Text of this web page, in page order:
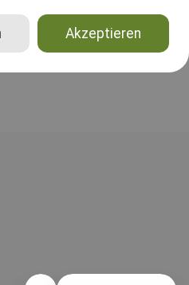
Akzeptieren